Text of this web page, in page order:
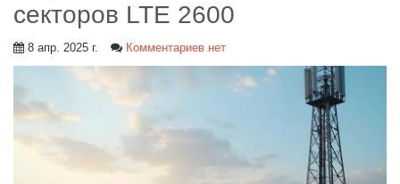
секторов LTE 2600
8 апр. 2025 г. Комментариев нет